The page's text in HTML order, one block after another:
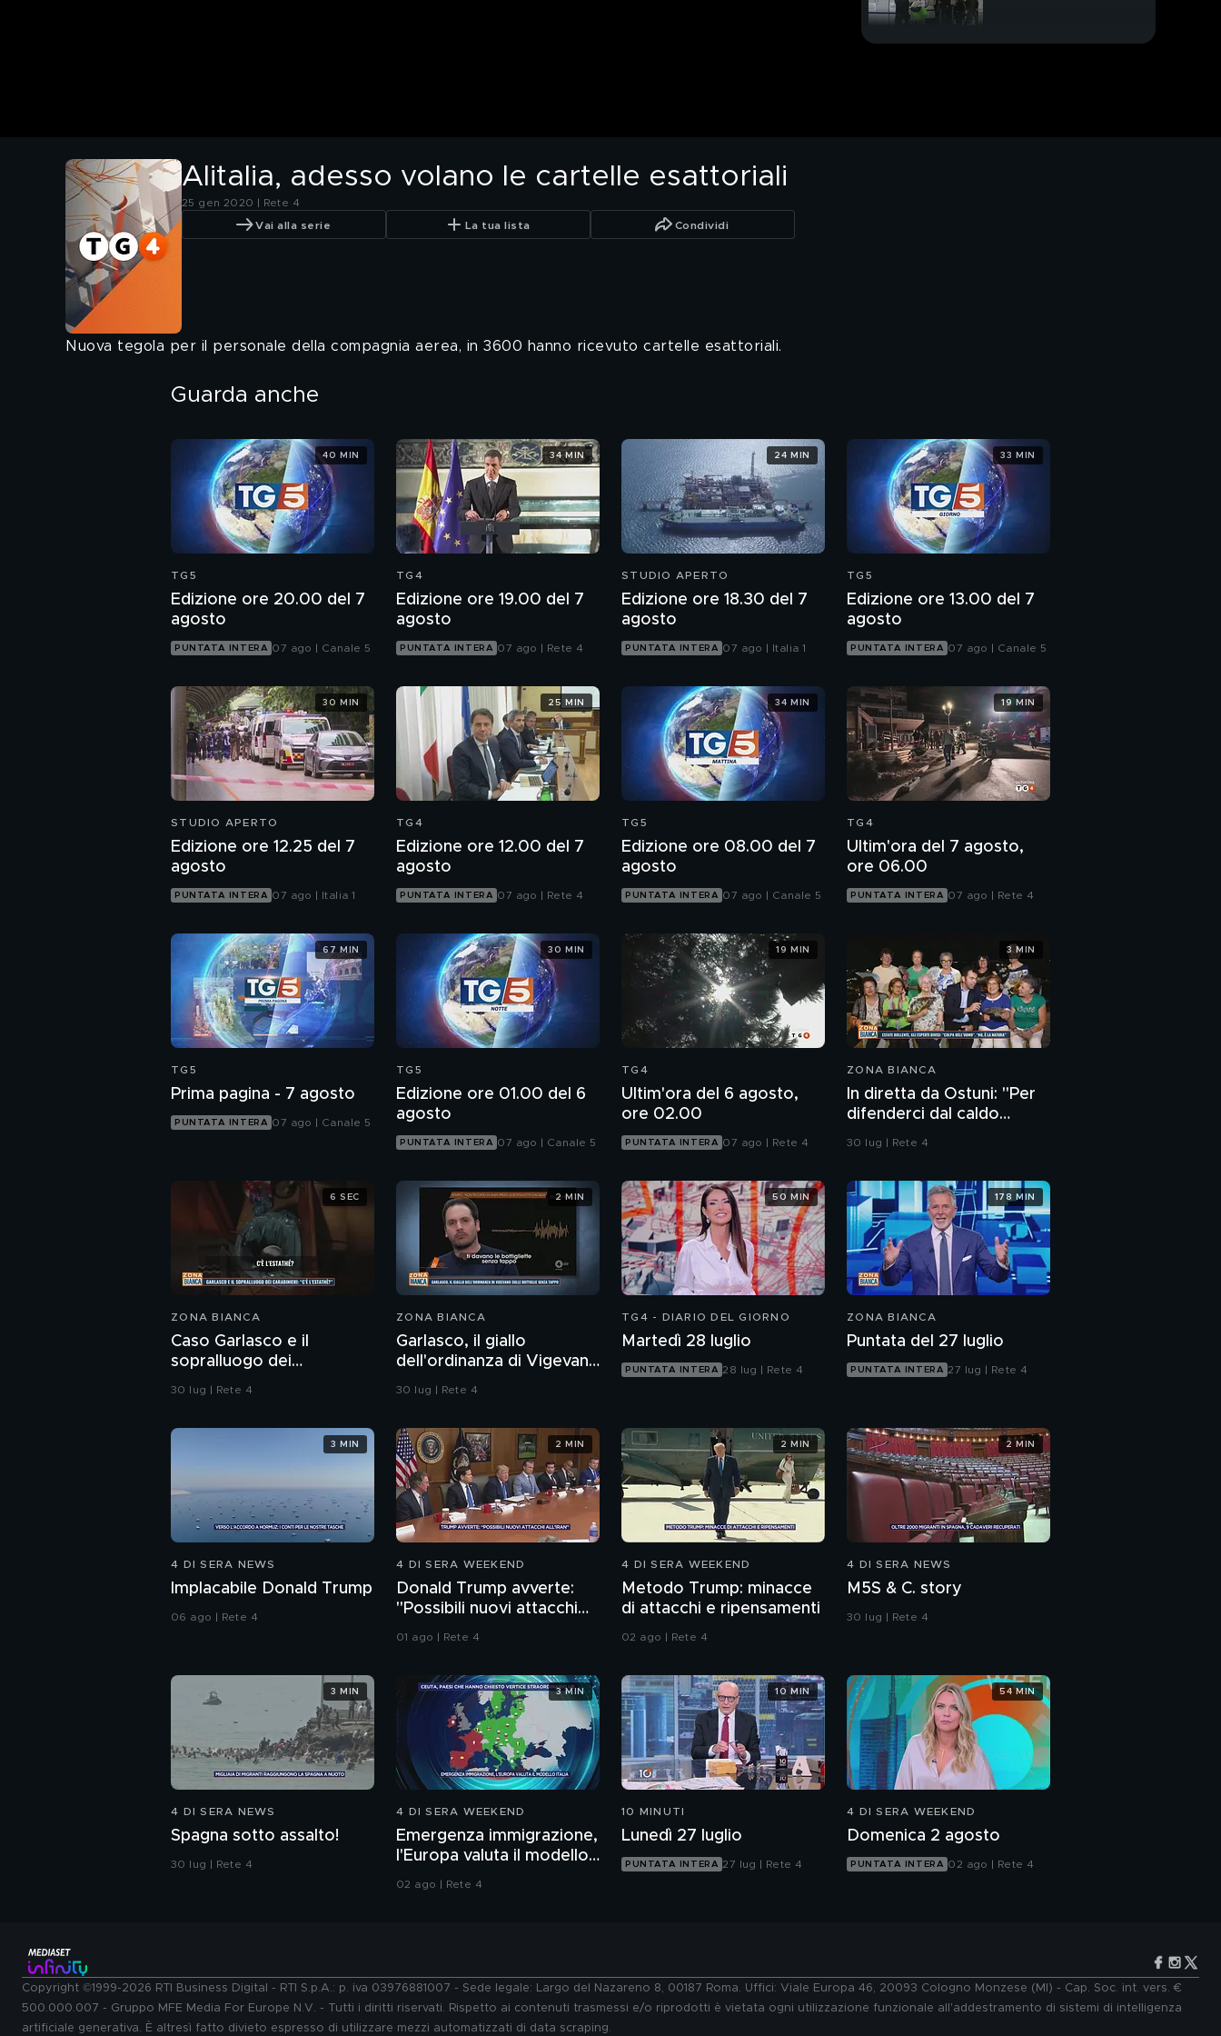
Alitalia, adesso volano le cartelle esattoriali
25 gen 2020 | Rete 4
Vai alla serie La tua lista Condividi
Nuova tegola per il personale della compagnia aerea, in 3600 hanno ricevuto cartelle esattoriali.
Guarda anche
TG5
Edizione ore 20.00 del 7
agosto
PUNTATA INTERA 07 ago | Canale 5
40 MIN
TG4
Edizione ore 19.00 del 7
agosto
PUNTATA INTERA 07 ago | Rete 4
34 MIN
STUDIO APERTO
Edizione ore 18.30 del 7
agosto
PUNTATA INTERA 07 ago | Italia 1
24 MIN
TG5
Edizione ore 13.00 del 7
agosto
PUNTATA INTERA 07 ago | Canale 5
33 MIN
STUDIO APERTO
Edizione ore 12.25 del 7
agosto
PUNTATA INTERA 07 ago | Italia 1
30 MIN
TG4
Edizione ore 12.00 del 7
agosto
PUNTATA INTERA 07 ago | Rete 4
25 MIN
TG5
Edizione ore 08.00 del 7
agosto
PUNTATA INTERA 07 ago | Canale 5
34 MIN
TG4
Ultim'ora del 7 agosto,
ore 06.00
PUNTATA INTERA 07 ago | Rete 4
19 MIN
TG5
Prima pagina - 7 agosto
PUNTATA INTERA 07 ago | Canale 5
67 MIN
TG5
Edizione ore 01.00 del 6
agosto
PUNTATA INTERA 07 ago | Canale 5
30 MIN
TG4
Ultim'ora del 6 agosto,
ore 02.00
PUNTATA INTERA 07 ago | Rete 4
19 MIN
ZONA BIANCA
In diretta da Ostuni: "Per
difenderci dal caldo
abbiamo solo i ventagli"
30 lug | Rete 4
3 MIN
ZONA BIANCA
Caso Garlasco e il
sopralluogo dei
Carabinieri
30 lug | Rete 4
6 SEC
ZONA BIANCA
Garlasco, il giallo
dell'ordinanza di Vigevano
sulle bottiglie senza
30 lug | Rete 4
2 MIN
TG4 - DIARIO DEL GIORNO
Martedì 28 luglio
PUNTATA INTERA 28 lug | Rete 4
50 MIN
ZONA BIANCA
Puntata del 27 luglio
PUNTATA INTERA 27 lug | Rete 4
178 MIN
4 DI SERA NEWS
Implacabile Donald Trump
06 ago | Rete 4
3 MIN
4 DI SERA WEEKEND
Donald Trump avverte:
"Possibili nuovi attacchi
all'Iran"
01 ago | Rete 4
2 MIN
4 DI SERA WEEKEND
Metodo Trump: minacce
di attacchi e ripensamenti
02 ago | Rete 4
2 MIN
4 DI SERA NEWS
M5S & C. story
30 lug | Rete 4
2 MIN
4 DI SERA NEWS
Spagna sotto assalto!
30 lug | Rete 4
3 MIN
4 DI SERA WEEKEND
Emergenza immigrazione,
l'Europa valuta il modello
02 ago | Rete 4
3 MIN
10 MINUTI
Lunedì 27 luglio
PUNTATA INTERA 27 lug | Rete 4
10 MIN
4 DI SERA WEEKEND
Domenica 2 agosto
PUNTATA INTERA 02 ago | Rete 4
54 MIN
Copyright ©1999-2026 RTI Business Digital - RTI S.p.A.: p. iva 03976881007 - Sede legale: Largo del Nazareno 8, 00187 Roma. Uffici: Viale Europa 46, 20093 Cologno Monzese (MI) - Cap. Soc. int. vers. €
500.000.007 - Gruppo MFE Media For Europe N.V. - Tutti i diritti riservati. Rispetto ai contenuti trasmessi e/o riprodotti è vietata ogni utilizzazione funzionale all'addestramento di sistemi di intelligenza
artificiale generativa. È altresì fatto divieto espresso di utilizzare mezzi automatizzati di data scraping.